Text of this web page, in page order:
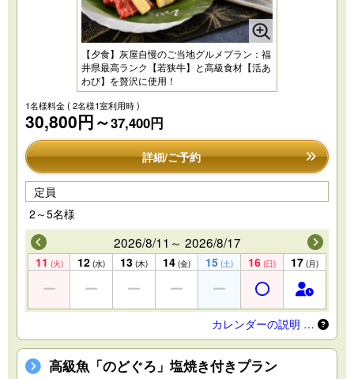
【夕食】灰屋自慢のご当地グルメプラン：福
井県最高ランク【若狭牛】と高級食材【活あ
わび】を贅沢に使用！
1名様料金( 2名様1室利用時 )
30,800円～37,400円
詳細/ご予約
定員
2～5名様
2026/8/11～ 2026/8/17
11 (火) 12 (水) 13 (木) 14 (金) 15 (土) 16 (日) 17 (月)
カレンダーの説明 …
高級魚「のどぐろ」塩焼き付きプラン